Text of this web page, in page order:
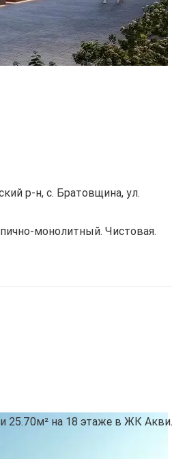
р-н, с. Братовщина, ул.
монолитный. Чистовая.